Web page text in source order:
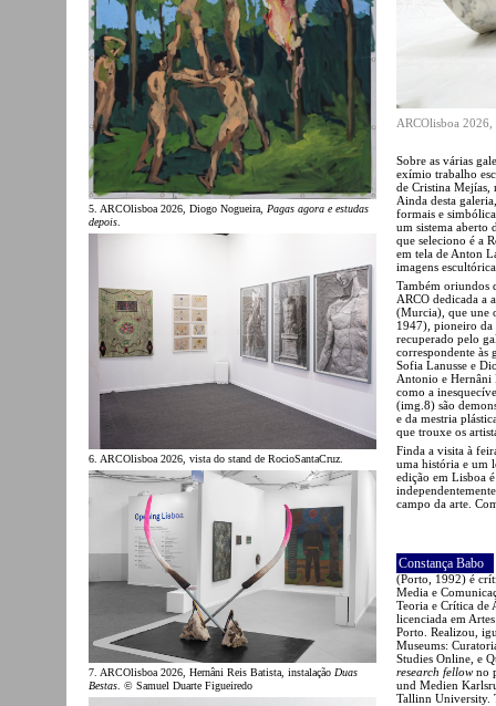
5. ARCOlisboa 2026, Diogo Nogueira, Pagas agora e estudas
depois.
6. ARCOlisboa 2026, vista do stand de RocioSantaCruz.
7. ARCOlisboa 2026, Hernâni Reis Batista, instalação Duas
Bestas . © Samuel Duarte Figueiredo
ARCOlisboa
Sobre as várias
exímio trabalho
de Cristina Mejías,
Ainda desta
formais e
um sistema aberto
que seleciono é a
em tela de Anton
imagens
Também oriundos
ARCO dedicada a
(Murcia), que une
1947), pioneiro da
recuperado pelo
correspondente às
Sofia Lanusse e
Antonio e Hernâni
como a
(img.8) são
e da mestria
que trouxe os
Finda a visita à
uma história e um
edição em Lisboa
campo da arte.
Constança Babo
(Porto, 1992) é
Media e
Teoria e Crítica de
licenciada em
Porto. Realizou,
Museums:
Studies Online, e
research fellowno
und Medien
Tallinn University.